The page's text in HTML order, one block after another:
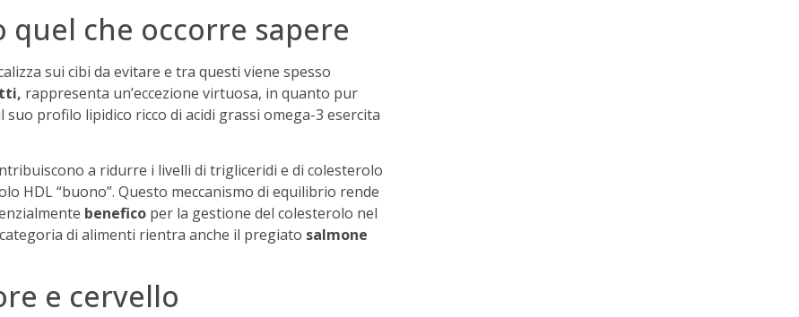
che occorre sapere
sui cibi da evitare e tra questi viene spesso
rappresenta un’eccezione virtuosa, in quanto pur
profilo lipidico ricco di acidi grassi omega-3 esercita
a ridurre i livelli di trigliceridi e di colesterolo
HDL “buono”. Questo meccanismo di equilibrio rende
benefico per la gestione del colesterolo nel
di alimenti rientra anche il pregiato salmone
e cervello